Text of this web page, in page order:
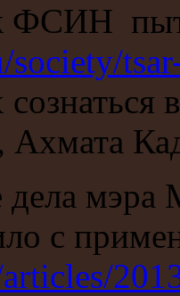
ФСИН
society/
Ахмата
дела
с